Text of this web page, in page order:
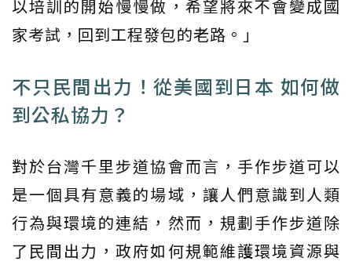
以培訓的開始慢慢做，希望將來不會變成國
家考試，回到工程發包的老路。」
不只民間出力！從美國到日本 如何做
到公私協力？
對於台灣千里步道協會而言，手作步道可以
是一個具有意義的場域，讓人們意識到人類
行為與環境的連結，然而，規劃手作步道除
了民間出力，政府如何規範維護環境資源與